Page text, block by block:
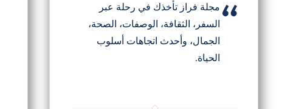
مجلة فراز تأخذك في رحلة عبر
السفر، الثقافة، الوصفات، الصحة،
الجمال، وأحدث اتجاهات أسلوب
الحياة.